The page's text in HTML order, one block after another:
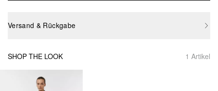
Versand & Rückgabe
SHOP THE LOOK 1 Artikel